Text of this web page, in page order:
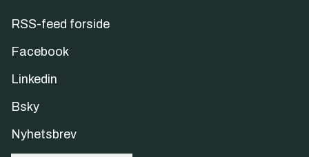
RSS-feed forside
Facebook
Linkedin
Bsky
Nyhetsbrev